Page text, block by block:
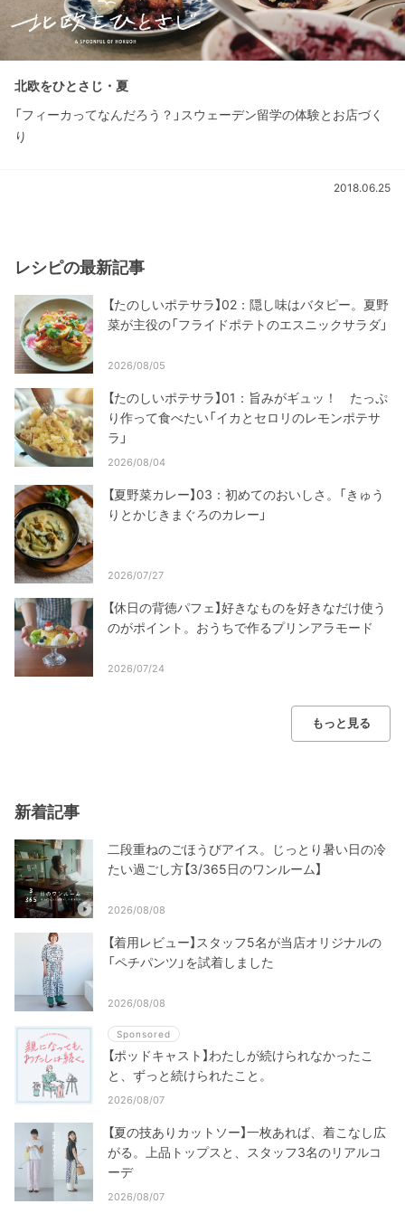
北欧をひとさじ・夏
「フィーカってなんだろう？」スウェーデン留学の体験とお店づく
り
2018.06.25
レシピの最新記事
【たのしいポテサラ】02：隠し味はバタピー。夏野
菜が主役の「フライドポテトのエスニックサラダ」
2026/08/05
【たのしいポテサラ】01：旨みがギュッ！ たっぷ
り作って食べたい「イカとセロリのレモンポテサ
ラ」
2026/08/04
【夏野菜カレー】03：初めてのおいしさ。「きゅう
りとかじきまぐろのカレー」
2026/07/27
【休日の背徳パフェ】好きなものを好きなだけ使う
のがポイント。おうちで作るプリンアラモード
2026/07/24
もっと見る
新着記事
二段重ねのごほうびアイス。じっとり暑い日の冷
たい過ごし方【3/365日のワンルーム】
2026/08/08
【着用レビュー】スタッフ5名が当店オリジナルの
「ペチパンツ」を試着しました
2026/08/08
Sponsored
【ポッドキャスト】わたしが続けられなかったこ
と、ずっと続けられたこと。
2026/08/07
【夏の技ありカットソー】一枚あれば、着こなし広
がる。上品トップスと、スタッフ3名のリアルコ
ーデ
2026/08/07